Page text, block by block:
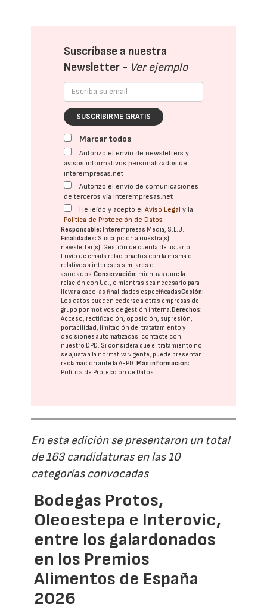
Suscríbase a nuestra
Newsletter - Ver ejemplo
SUSCRIBIRME GRATIS
Marcar todos
Autorizo el envío de newsletters y
avisos informativos personalizados de
interempresas.net
Autorizo el envío de comunicaciones
de terceros vía interempresas.net
He leído y acepto elAviso Legal y la
Política de Protección de Datos
Responsable: Interempresas Media, S.L.U.
Finalidades: Suscripción a nuestra(s)
newsletter(s). Gestión de cuenta de usuario.
Envío de emails relacionados con la misma o
relativos a intereses similares o
asociados.Conservación: mientras dure la
relación con Ud., o mientras sea necesario para
llevar a cabo las finalidades especificadasCesión:
Los datos pueden cederse a otras empresas del
grupo por motivos de gestión interna.Derechos:
Acceso, rectificación, oposición, supresión,
portabilidad, limitación del tratatamiento y
decisiones automatizadas: contacte con
nuestro DPD. Si considera que el tratamiento no
se ajusta a la normativa vigente, puede presentar
reclamación ante laAEPD.Más información:
Política de Protección de Datos
En esta edición se presentaron un total
de 163 candidaturas en las 10
categorías convocadas
Bodegas Protos,
Oleoestepa e Interovic,
entre los galardonados
en los Premios
Alimentos de España
2026